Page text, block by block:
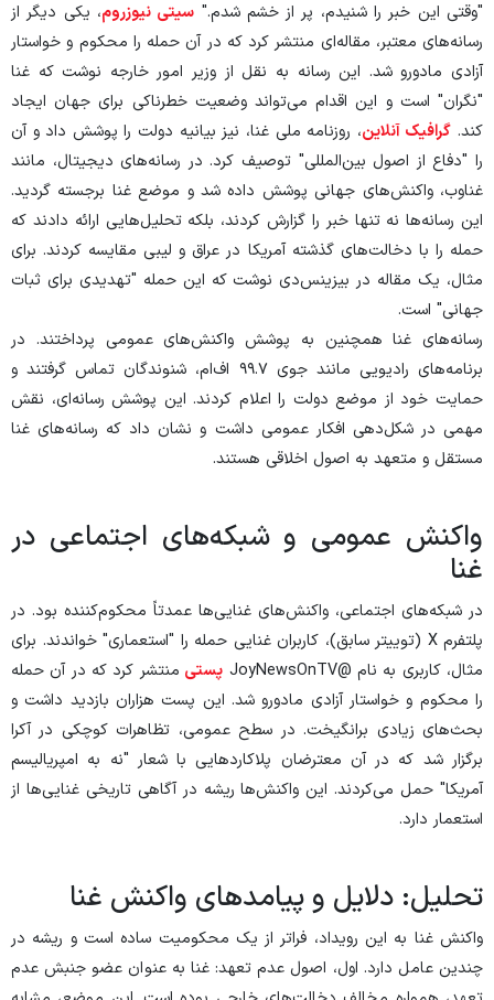
"وقتی این خبر را شنیدم، پر از خشم شدم." سیتی نیوزروم، یکی دیگر از
رسانه‌های معتبر، مقاله‌ای منتشر کرد که در آن حمله را محکوم و خواستار
آزادی مادورو شد. این رسانه به نقل از وزیر امور خارجه نوشت که غنا
"نگران" است و این اقدام می‌تواند وضعیت خطرناکی برای جهان ایجاد
کند. گرافیک آنلاین، روزنامه ملی غنا، نیز بیانیه دولت را پوشش داد و آن
را "دفاع از اصول بین‌المللی" توصیف کرد. در رسانه‌های دیجیتال، مانند
غناوب، واکنش‌های جهانی پوشش داده شد و موضع غنا برجسته گردید.
این رسانه‌ها نه تنها خبر را گزارش کردند، بلکه تحلیل‌هایی ارائه دادند که
حمله را با دخالت‌های گذشته آمریکا در عراق و لیبی مقایسه کردند. برای
مثال، یک مقاله در بیزینس‌دی نوشت که این حمله "تهدیدی برای ثبات
جهانی" است.
رسانه‌های غنا همچنین به پوشش واکنش‌های عمومی پرداختند. در
برنامه‌های رادیویی مانند جوی ۹۹.۷ اف‌ام، شنوندگان تماس گرفتند و
حمایت خود از موضع دولت را اعلام کردند. این پوشش رسانه‌ای، نقش
مهمی در شکل‌دهی افکار عمومی داشت و نشان داد که رسانه‌های غنا
مستقل و متعهد به اصول اخلاقی هستند.
واکنش عمومی و شبکه‌های اجتماعی در
غنا
در شبکه‌های اجتماعی، واکنش‌های غنایی‌ها عمدتاً محکوم‌کننده بود. در
پلتفرم X (توییتر سابق)، کاربران غنایی حمله را "استعماری" خواندند. برای
مثال، کاربری به نام @JoyNewsOnTV
پستی منتشر کرد که در آن حمله
را محکوم و خواستار آزادی مادورو شد. این پست هزاران بازدید داشت و
بحث‌های زیادی برانگیخت. در سطح عمومی، تظاهرات کوچکی در آکرا
برگزار شد که در آن معترضان پلاکاردهایی با شعار "نه به امپریالیسم
آمریکا" حمل می‌کردند. این واکنش‌ها ریشه در آگاهی تاریخی غنایی‌ها از
استعمار دارد.
تحلیل: دلایل و پیامدهای واکنش غنا
واکنش غنا به این رویداد، فراتر از یک محکومیت ساده است و ریشه در
چندین عامل دارد. اول، اصول عدم تعهد: غنا به عنوان عضو جنبش عدم